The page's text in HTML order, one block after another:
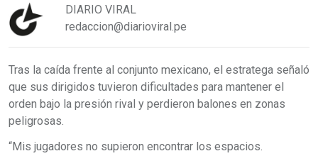
DIARIO VIRAL
redaccion@diarioviral.pe
Tras la caída frente al conjunto mexicano, el estratega señaló
que sus dirigidos tuvieron dificultades para mantener el
orden bajo la presión rival y perdieron balones en zonas
peligrosas.
“Mis jugadores no supieron encontrar los espacios.